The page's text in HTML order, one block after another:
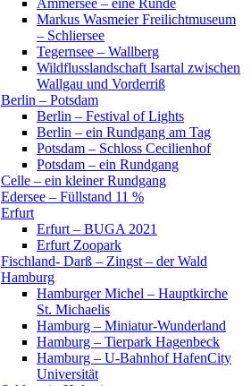
Ammersee – eine Runde
Markus Wasmeier Freilichtmuseum
– Schliersee
Tegernsee – Wallberg
Wildflusslandschaft Isartal zwischen
Wallgau und Vorderriß
Berlin – Potsdam
Berlin – Festival of Lights
Berlin – ein Rundgang am Tag
Potsdam – Schloss Cecilienhof
Potsdam – ein Rundgang
Celle – ein kleiner Rundgang
Edersee – Füllstand 11 %
Erfurt
Erfurt – BUGA 2021
Erfurt Zoopark
Fischland- Darß – Zingst – der Wald
Hamburg
Hamburger Michel – Hauptkirche
St. Michaelis
Hamburg – Miniatur-Wunderland
Hamburg – Tierpark Hagenbeck
Hamburg – U-Bahnhof HafenCity
Universität